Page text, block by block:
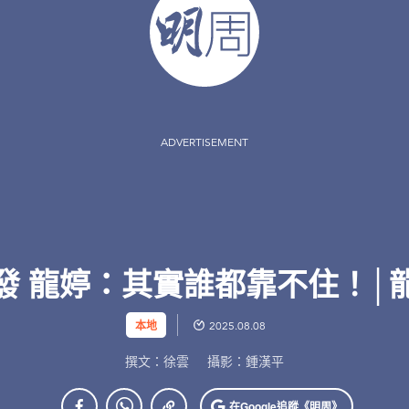
ADVERTISEMENT
龍婷：其實誰都靠不住！│
本地 2025.08.08
撰文：徐雲 攝影：鍾漢平